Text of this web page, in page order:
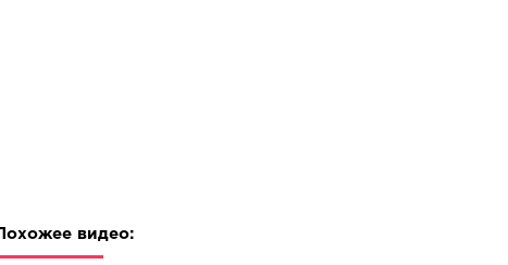
Похожее видео: